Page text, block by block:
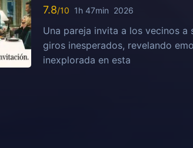
7.8 1h 47min 2026
Una pareja invita a los vecinos a
giros inesperados, revelando
inexplorada en esta